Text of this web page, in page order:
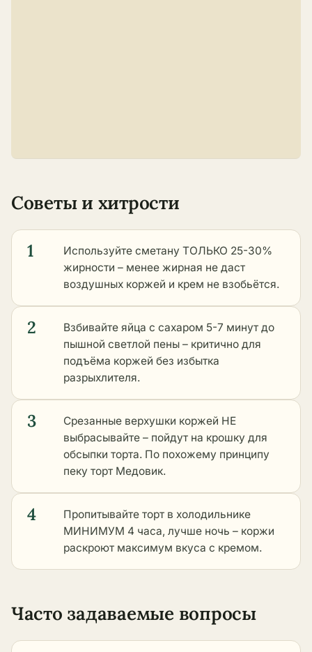
Советы и хитрости
1
Используйте сметану ТОЛЬКО 25-30%
жирности – менее жирная не даст
воздушных коржей и крем не взобьётся.
2
Взбивайте яйца с сахаром 5-7 минут до
пышной светлой пены – критично для
подъёма коржей без избытка
разрыхлителя.
3
Срезанные верхушки коржей НЕ
выбрасывайте – пойдут на крошку для
обсыпки торта. По похожему принципу
пеку торт Медовик.
4
Пропитывайте торт в холодильнике
МИНИМУМ 4 часа, лучше ночь – коржи
раскроют максимум вкуса с кремом.
Часто задаваемые вопросы